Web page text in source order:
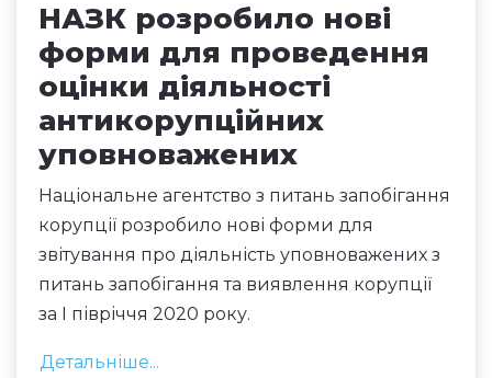
НАЗК розробило нові
форми для проведення
оцінки діяльності
антикорупційних
уповноважених
Національне агентство з питань запобігання
корупції розробило нові форми для
звітування про діяльність уповноважених з
питань запобігання та виявлення корупції
за І півріччя 2020 року.
Детальніше...